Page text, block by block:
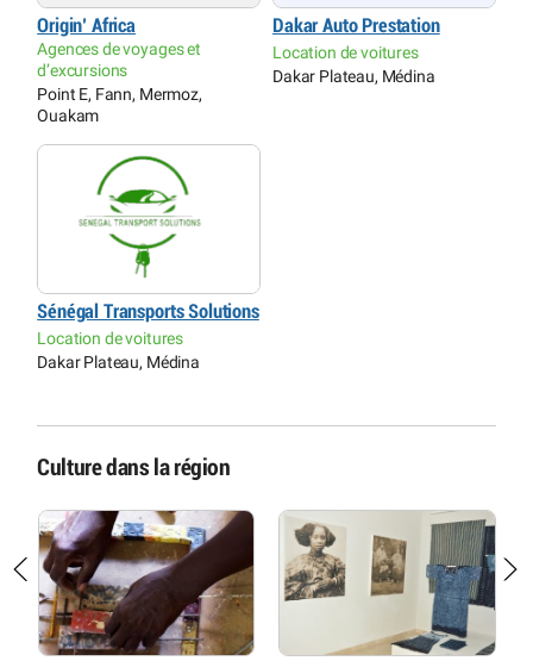
Origin’ Africa
Agences de voyages et
d’excursions
Point E, Fann, Mermoz,
Ouakam
Dakar Auto Prestation
Location de voitures
Dakar Plateau, Médina
Sénégal Transports Solutions
Location de voitures
Dakar Plateau, Médina
Culture dans la région